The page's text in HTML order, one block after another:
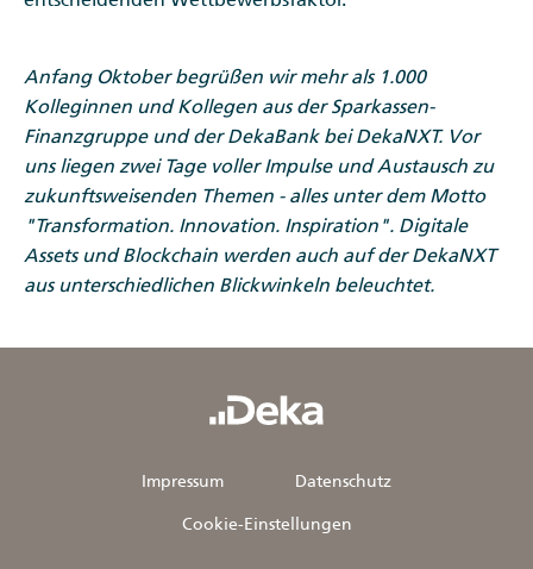
Anfang Oktober begrüßen wir mehr als 1.000
Kolleginnen und Kollegen aus der Sparkassen-
Finanzgruppe und der DekaBank bei DekaNXT. Vor
uns liegen zwei Tage voller Impulse und Austausch zu
zukunftsweisenden Themen - alles unter dem Motto
"Transformation. Innovation. Inspiration". Digitale
Assets und Blockchain werden auch auf der DekaNXT
aus unterschiedlichen Blickwinkeln beleuchtet.
Impressum
Datenschutz
Cookie-Einstellungen